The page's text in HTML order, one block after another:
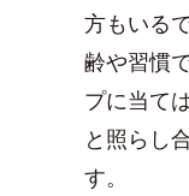
方もいる
齢や習慣
プに当て
と照らし
す。